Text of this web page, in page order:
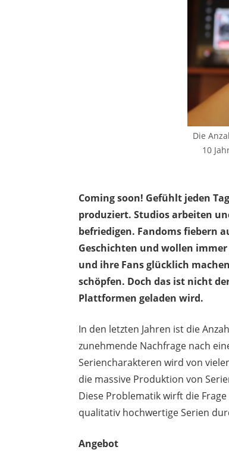
Die
10
Coming soon! Gefühlt jeden
produziert. Studios arbeiten
befriedigen. Fandoms fiebern
Geschichten und wollen
und ihre Fans glücklich
schöpfen. Doch das ist nicht
Plattformen geladen wird.
In den letzten Jahren ist die
zunehmende Nachfrage nach
Seriencharakteren wird von
die massive Produktion von
Diese Problematik wirft die
qualitativ hochwertige Serien
Angebot